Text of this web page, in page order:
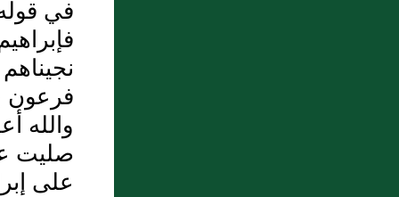
في
فرعون
والله
صليت
على